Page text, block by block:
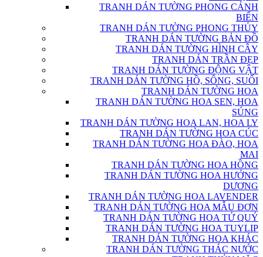
TRANH DÁN TƯỜNG PHONG CẢNH
BIỂN
TRANH DÁN TƯỜNG PHONG THỦY
TRANH DÁN TƯỜNG BẢN ĐỒ
TRANH DÁN TƯỜNG HÌNH CÂY
TRANH DÁN TRẦN ĐẸP
TRANH DÁN TƯỜNG ĐỘNG VẬT
TRANH DÁN TƯỜNG HỒ, SÔNG, SUỐI
TRANH DÁN TƯỜNG HOA
TRANH DÁN TƯỜNG HOA SEN, HOA
SÚNG
TRANH DÁN TƯỜNG HOA LAN, HOA LY
TRANH DÁN TƯỜNG HOA CÚC
TRANH DÁN TƯỜNG HOA ĐÀO, HOA
MAI
TRANH DÁN TƯỜNG HOA HỒNG
TRANH DÁN TƯỜNG HOA HƯỚNG
DƯƠNG
TRANH DÁN TƯỜNG HOA LAVENDER
TRANH DÁN TƯỜNG HOA MẪU ĐƠN
TRANH DÁN TƯỜNG HOA TỨ QUÝ
TRANH DÁN TƯỜNG HOA TUYLIP
TRANH DÁN TƯỜNG HOA KHÁC
TRANH DÁN TƯỜNG THÁC NƯỚC